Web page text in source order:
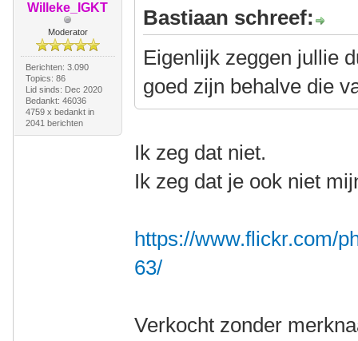
Willeke_IGKT
Moderator
Berichten: 3.090
Topics: 86
Lid sinds: Dec 2020
Bedankt: 46036
4759 x bedankt in
2041 berichten
Bastiaan schreef:
Eigenlijk zeggen jullie
goed zijn behalve die
Ik zeg dat niet.
Ik zeg dat je ook niet
https://www.flickr.com/
63/
Verkocht zonder